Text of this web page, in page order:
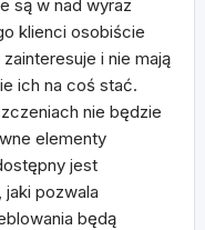
są w nad wyraz
klienci osobiście
i nie mają
ich na coś stać.
nie będzie
elementy
jest
pozwala
będą